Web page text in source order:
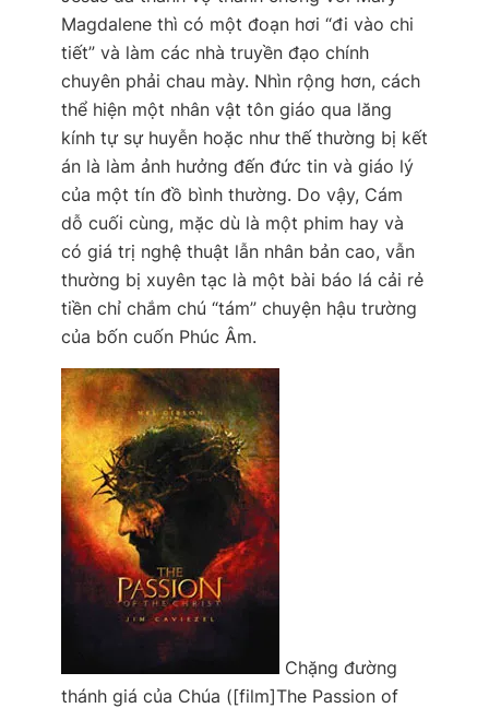
Magdalene thì có một đoạn hơi “đi vào chi
tiết” và làm các nhà truyền đạo chính
chuyên phải chau mày. Nhìn rộng hơn, cách
thể hiện một nhân vật tôn giáo qua lăng
kính tự sự huyễn hoặc như thế thường bị kết
án là làm ảnh hưởng đến đức tin và giáo lý
của một tín đồ bình thường. Do vậy, Cám
dỗ cuối cùng, mặc dù là một phim hay và
có giá trị nghệ thuật lẫn nhân bản cao, vẫn
thường bị xuyên tạc là một bài báo lá cải rẻ
tiền chỉ chắm chú “tám” chuyện hậu trường
của bốn cuốn Phúc Âm.
Chặng đường
thánh giá của Chúa ([film]The Passion of